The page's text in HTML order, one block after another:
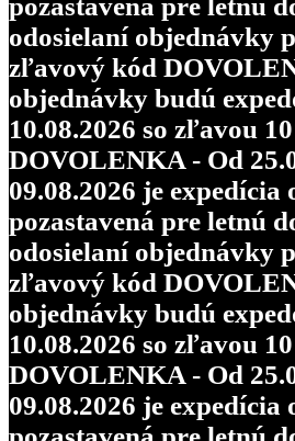
pozastavená pre letnú
odosielaní objednávky
zľavový kód
objednávky budú
10.08.2026 so zľavou
DOVOLENKA - Od
09.08.2026 je expedícia
pozastavená pre letnú
odosielaní objednávky
zľavový kód
objednávky budú
10.08.2026 so zľavou
DOVOLENKA - Od
09.08.2026 je expedícia